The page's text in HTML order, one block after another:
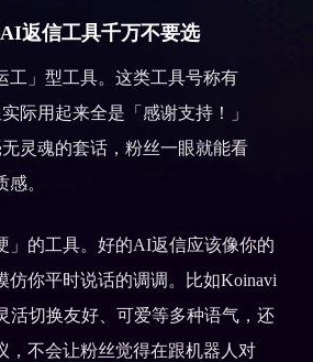
返信工具千万不要选
工」型工具。这类工具号称有
际用起来全是「感谢支持！」
无灵魂的套话，粉丝一眼就能看
。
」的工具。好的AI返信应该像你的
仿你平时说话的调调。比如Koinavi
活切换友好、可爱等多种语气，还
，不会让粉丝觉得在跟机器人对